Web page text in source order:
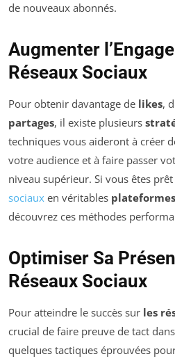
de nouveaux abonnés.
Augmenter
Réseaux Sociaux
Pour obtenir davantage de likes,
partages, il existe plusieurs
techniques vous aideront à créer
votre audience et à faire passer
niveau supérieur. Si vous êtes
sociaux en véritables
découvrez ces méthodes
Optimiser Sa
Réseaux Sociaux
Pour atteindre le succès sur les
crucial de faire preuve de tact
quelques tactiques éprouvées